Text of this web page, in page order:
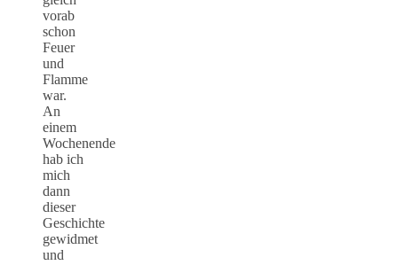
vorab
schon
Feuer
und
Flamme
war.
An
einem
Wochenende
hab ich
mich
dann
dieser
Geschichte
gewidmet
und